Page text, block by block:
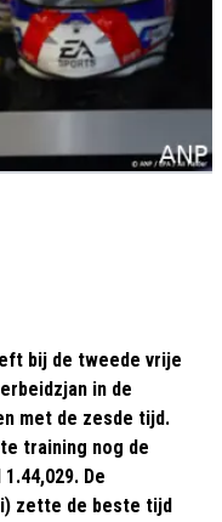
bij de tweede vrije
in de
met de zesde tijd.
training nog de
De
zette de beste tijd